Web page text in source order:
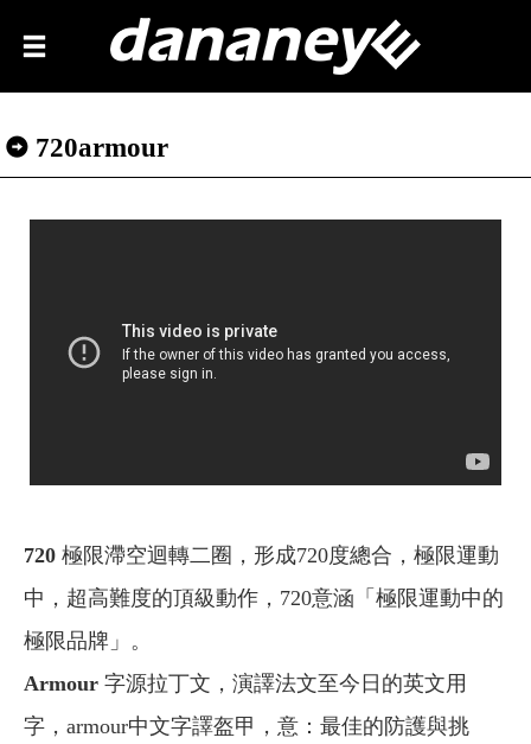
720armour
720 極限滯空迴轉二圈，形成720度總合，極限運動
中，超高難度的頂級動作，720意涵「極限運動中的
極限品牌」。
Armour 字源拉丁文，演譯法文至今日的英文用
字，armour中文字譯盔甲，意：最佳的防護與挑